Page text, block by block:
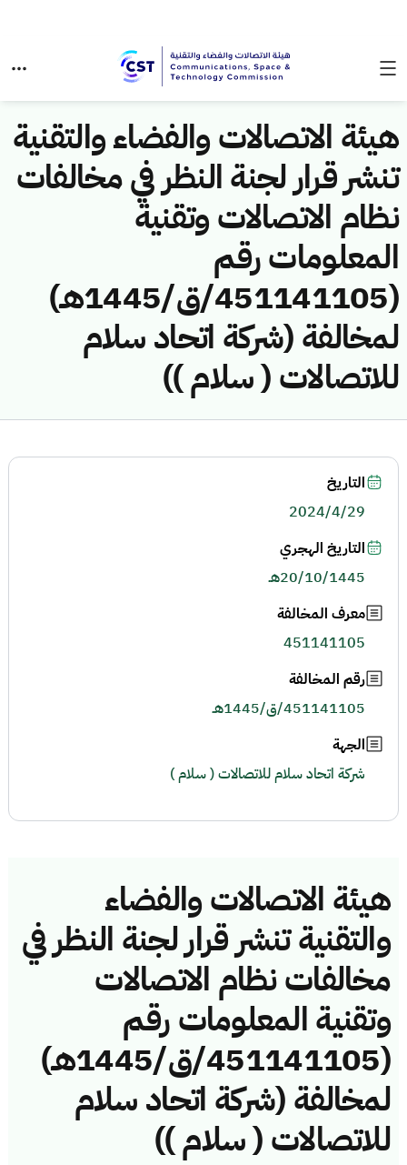
هيئة الاتصالات والفضاء والتقنية
تنشر قرار لجنة النظر في مخالفات
نظام الاتصالات وتقنية
المعلومات رقم
(451141105/ق/1445هـ)
لمخالفة (شركة اتحاد سلام
للاتصالات ( سلام ))
هيئة الاتصالات والفضاء
والتقنية تنشر قرار لجنة النظر في
مخالفات نظام الاتصالات
وتقنية المعلومات رقم
(451141105/ق/1445هـ)
لمخالفة (شركة اتحاد سلام
للاتصالات ( سلام ))
التاريخ
2024/4/29
التاريخ الهجري
20/10/1445هـ
معرف المخالفة
451141105
رقم المخالفة
451141105/ق/1445هـ
الجهة
شركة اتحاد سلام للاتصالات ( سلام )